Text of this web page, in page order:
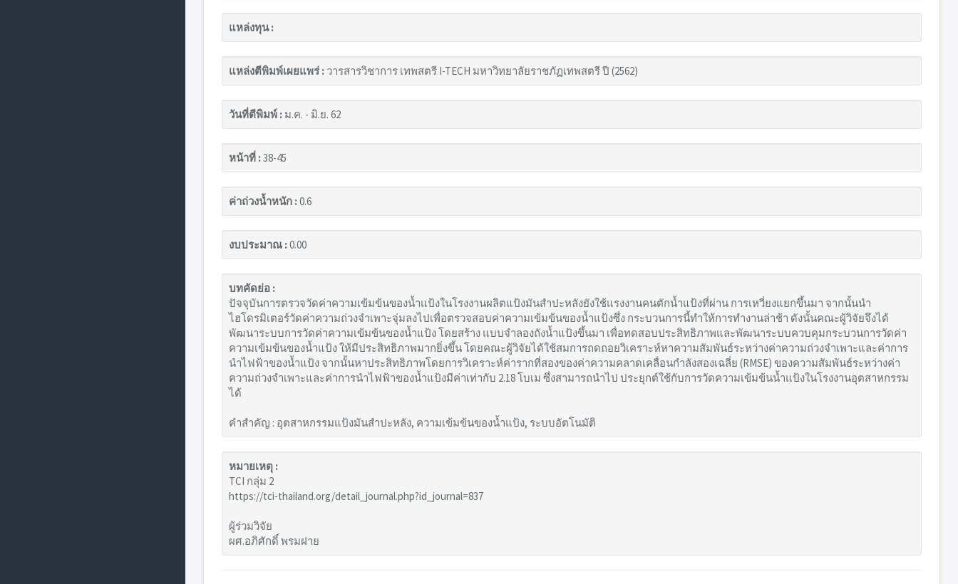
แหล่งทุน :
แหล่งตีพิมพ์เผยแพร่ : วารสารวิชาการ เทพสตรี I-TECH มหาวิทยาลัยราชภัฏเทพสตรี ปี (2562)
วันที่ตีพิมพ์ : ม.ค. - มิ.ย. 62
หน้าที่ :38-45
ค่าถ่วงน้ำหนัก :0.6
งบประมาณ :0.00
บทคัดย่อ :
ปัจจุบันการตรวจวัดค่าความเข้มข้นของน้ำแป้งในโรงงานผลิตแป้งมันสําปะหลังยังใช้แรงงานคนตักน้ำแป้งที่ผ่าน การเหวี่ยงแยกขึ้นมา จากนั้นนํา
ไฮโดรมิเตอร์วัดค่าความถ่วงจําเพาะจุ่มลงไปเพื่อตรวจสอบค่าความเข้มข้นของน้ำแป้งซึ่ง กระบวนการนี้ทําให้การทํางานล่าช้า ดังนั้นคณะผู้วิจัยจึงได้
พัฒนาระบบการวัดค่าความเข้มข้นของน้ำแป้ง โดยสร้าง แบบจําลองถังน้ำแป้งขึ้นมา เพื่อทดสอบประสิทธิภาพและพัฒนาระบบควบคุมกระบวนการวัดค่า
ความเข้มข้นของน้ำแป้ง ให้มีประสิทธิภาพมากยิ่งขึ้น โดยคณะผู้วิจัยได้ใช้สมการถดถอยวิเคราะห์หาความสัมพันธ์ระหว่างค่าความถ่วงจําเพาะและค่าการ
นําไฟฟ้าของน้ำแป้ง จากนั้นหาประสิทธิภาพโดยการวิเคราะห์ค่ารากที่สองของค่าความคลาดเคลื่อนกําลังสองเฉลี่ย (RMSE) ของความสัมพันธ์ระหว่างค่า
ความถ่วงจําเพาะและค่าการนําไฟฟ้าของน้ำแป้งมีค่าเท่ากับ 2.18 โบเม ซึ่งสามารถนําไป ประยุกต์ใช้กับการวัดความเข้มข้นน้ำแป้งในโรงงานอุตสาหกรรม
ได้
คําสําคัญ : อุตสาหกรรมแป้งมันสําปะหลัง, ความเข้มข้นของน้ำแป้ง, ระบบอัตโนมัติ
หมายเหตุ :
TCI กลุ่ม 2
https://tci-thailand.org/detail_journal.php?id_journal=837
ผู้ร่วมวิจัย
ผศ.อภิศักดิ์ พรมฝาย